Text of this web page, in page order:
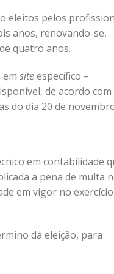
eleitos pelos
anos, renovando-se,
quatro anos.
em siteespecífico –
de acordo com
do dia 20 de
em contabilidade
a pena de multa
em vigor no
da eleição, para